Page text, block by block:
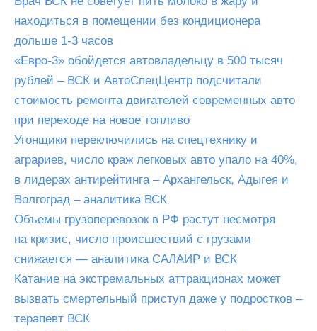
находиться в помещении без кондиционера
дольше 1-3 часов
«Евро-3» обойдется автовладельцу в 500 тысяч
рублей – ВСК и АвтоСпецЦентр подсчитали
стоимость ремонта двигателей современных авто
при переходе на новое топливо
Угонщики переключились на спецтехнику и
аграриев, число краж легковых авто упало на 40%,
в лидерах антирейтинга – Архангельск, Адыгея и
Волгоград – аналитика ВСК
Объемы грузоперевозок в РФ растут несмотря
на кризис, число происшествий с грузами
снижается — аналитика САЛАИР и ВСК
Катание на экстремальных аттракционах может
вызвать смертельный приступ даже у подростков –
терапевт ВСК